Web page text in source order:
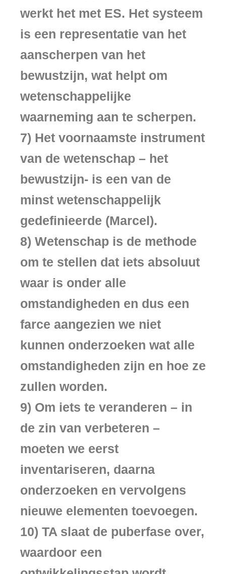
werkt het met ES. Het systeem
is een representatie van het
aanscherpen van het
bewustzijn, wat helpt om
wetenschappelijke
waarneming aan te scherpen.
7) Het voornaamste instrument
van de wetenschap – het
bewustzijn- is een van de
minst wetenschappelijk
gedefinieerde (Marcel).
8) Wetenschap is de methode
om te stellen dat iets absoluut
waar is onder alle
omstandigheden en dus een
farce aangezien we niet
kunnen onderzoeken wat alle
omstandigheden zijn en hoe ze
zullen worden.
9) Om iets te veranderen – in
de zin van verbeteren –
moeten we eerst
inventariseren, daarna
onderzoeken en vervolgens
nieuwe elementen toevoegen.
10) TA slaat de puberfase over,
waardoor een